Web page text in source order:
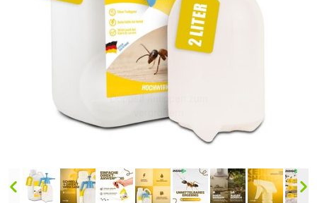
Doppelt antippen zum
vergrößern